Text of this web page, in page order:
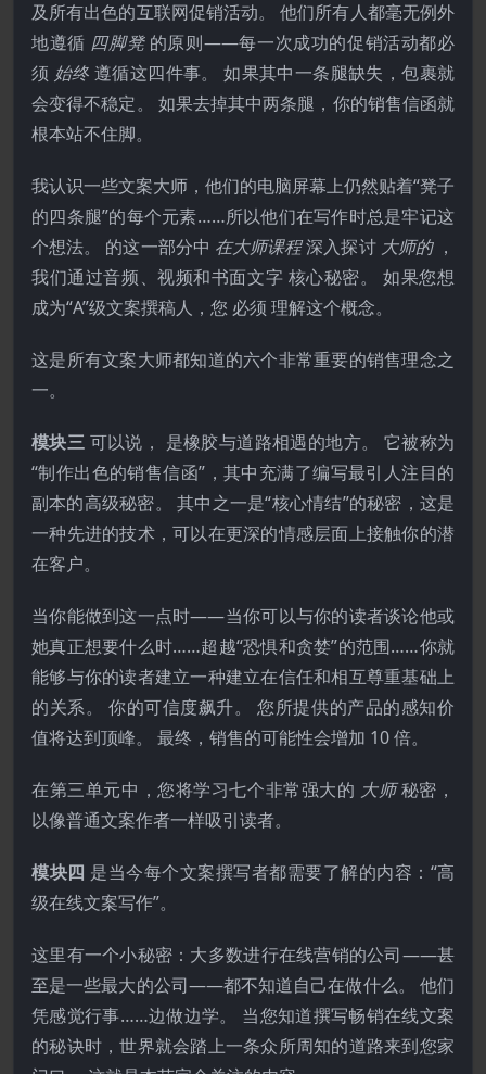
及所有出色的互联网促销活动。 他们所有人都毫无例外
地遵循 四脚凳 的原则——每一次成功的促销活动都必
须 始终遵循这四件事。 如果其中一条腿缺失，包裹就
会变得不稳定。 如果去掉其中两条腿，你的销售信函就
根本站不住脚。
我认识一些文案大师，他们的电脑屏幕上仍然贴着“凳子
的四条腿”的每个元素……所以他们在写作时总是牢记这
个想法。 的这一部分中 在大师课程深入探讨 大师的 ，
我们通过音频、视频和书面文字 核心秘密。 如果您想
成为“A”级文案撰稿人，您 必须 理解这个概念。
这是所有文案大师都知道的六个非常重要的销售理念之
一。
模块三 可以说， 是橡胶与道路相遇的地方。 它被称为
“制作出色的销售信函”，其中充满了编写最引人注目的
副本的高级秘密。 其中之一是“核心情结”的秘密，这是
一种先进的技术，可以在更深的情感层面上接触你的潜
在客户。
当你能做到这一点时——当你可以与你的读者谈论他或
她真正想要什么时……超越“恐惧和贪婪”的范围……你就
能够与你的读者建立一种建立在信任和相互尊重基础上
的关系。 你的可信度飙升。 您所提供的产品的感知价
值将达到顶峰。 最终，销售的可能性会增加 10 倍。
在第三单元中，您将学习七个非常强大的 大师秘密，
以像普通文案作者一样吸引读者。
模块四 是当今每个文案撰写者都需要了解的内容：“高
级在线文案写作”。
这里有一个小秘密：大多数进行在线营销的公司——甚
至是一些最大的公司——都不知道自己在做什么。 他们
凭感觉行事……边做边学。 当您知道撰写畅销在线文案
的秘诀时，世界就会踏上一条众所周知的道路来到您家